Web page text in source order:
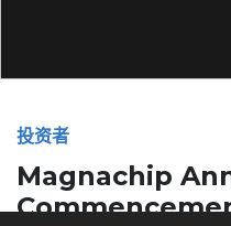
投资者
Magnachip